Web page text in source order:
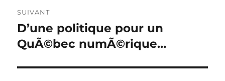
SUIVANT
Publication
suivante :
D’une politique pour un
QuÃ©bec numÃ©rique…